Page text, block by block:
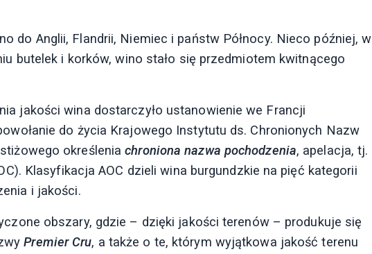
do Anglii, Flandrii, Niemiec i państw Północy. Nieco później, w
butelek i korków, wino stało się przedmiotem kwitnącego
jakości wina dostarczyło ustanowienie we Francji
do życia Krajowego Instytutu ds. Chronionych Nazw
określeniachroniona nazwa pochodzenia, apelacja, tj.
Klasyfikacja AOC dzieli wina burgundzkie na pięć kategorii
i jakości.
obszary, gdzie – dzięki jakości terenów – produkuje się
Premier Cru, a także o te, którym wyjątkowa jakość terenu